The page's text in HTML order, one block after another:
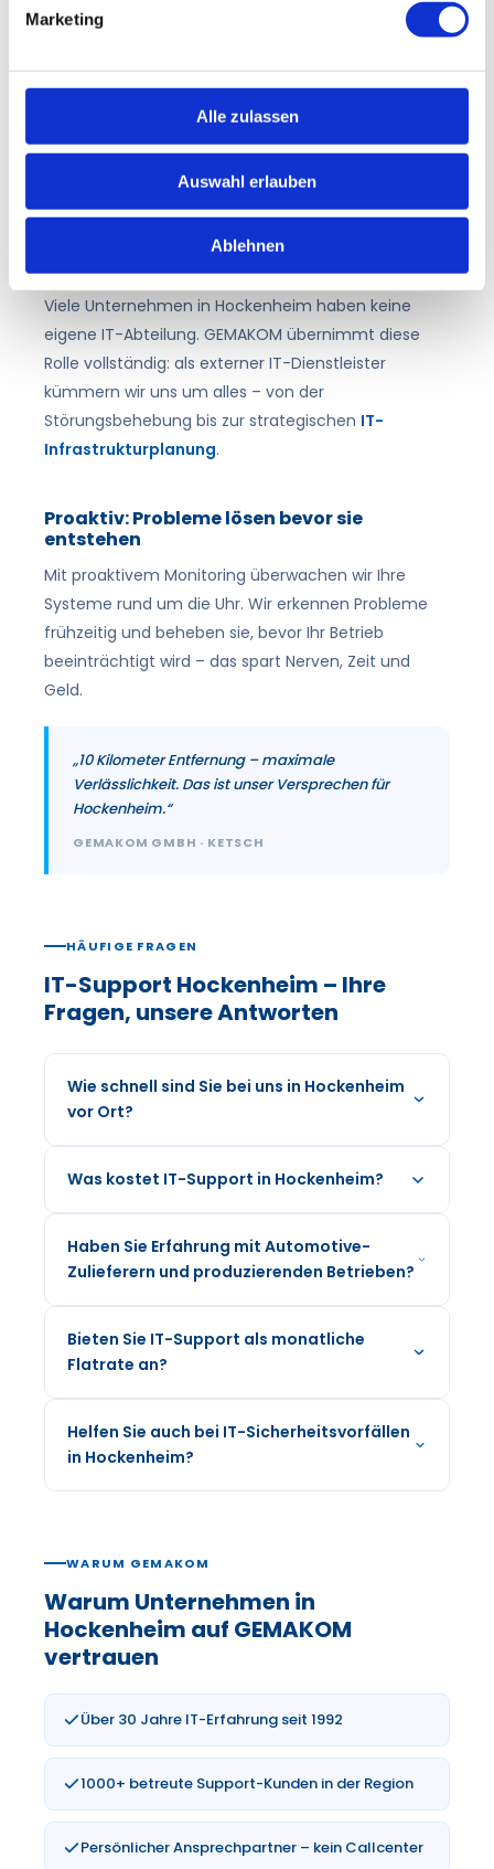
Marketing
Alle zulassen
Auswahl erlauben
Ablehnen
Gewerbetreibende
klassischem Mittelstand. Diese Unternehmen
Ketsch ist in unter einer Stunde vor Ort – das ist ein
echter Vorteil.
IT-Support ohne großen Aufwand
Viele Unternehmen in Hockenheim haben keine
eigene IT-Abteilung. GEMAKOM übernimmt diese
Rolle vollständig: als externer IT-Dienstleister
kümmern wir uns um alles – von der
Störungsbehebung bis zur strategischen IT-
Infrastrukturplanung.
Proaktiv: Probleme lösen bevor sie
entstehen
Mit proaktivem Monitoring überwachen wir Ihre
Systeme rund um die Uhr. Wir erkennen Probleme
frühzeitig und beheben sie, bevor Ihr Betrieb
beeinträchtigt wird – das spart Nerven, Zeit und
Geld.
„10 Kilometer Entfernung – maximale
Verlässlichkeit. Das ist unser Versprechen für
Hockenheim.“
GEMAKOM GMBH · KETSCH
HÄUFIGE FRAGEN
IT-Support Hockenheim – Ihre
Fragen, unsere Antworten
Wie schnell sind Sie bei uns in Hockenheim
vor Ort?
Was kostet IT-Support in Hockenheim?
Haben Sie Erfahrung mit Automotive-
Zulieferern und produzierenden Betrieben?
Bieten Sie IT-Support als monatliche
Flatrate an?
Helfen Sie auch bei IT-Sicherheitsvorfällen
in Hockenheim?
WARUM GEMAKOM
Warum Unternehmen in
Hockenheim auf GEMAKOM
vertrauen
Über 30 Jahre IT-Erfahrung seit 1992
1000+ betreute Support-Kunden in der Region
Persönlicher Ansprechpartner – kein Callcenter